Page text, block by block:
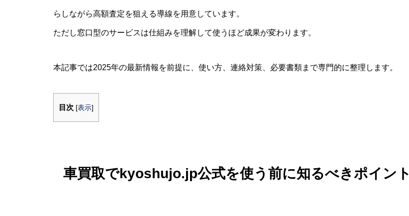
らしながら高額査定を狙える導線を用意しています。
ただし窓口型のサービスは仕組みを理解して使うほど成果が変わります。
本記事では2025年の最新情報を前提に、使い方、連絡対策、必要書類まで専門的に整理します。
目次 [表示]
車買取でkyoshujo.jp公式を使う前に知るべきポイント